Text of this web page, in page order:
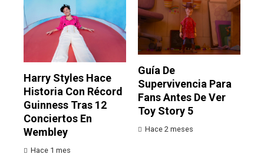
Harry Styles Hace
Historia Con Récord
Guinness Tras 12
Conciertos En
Wembley
Hace 1 mes
Guía De
Supervivencia Para
Fans Antes De Ver
Toy Story 5
Hace 2 meses